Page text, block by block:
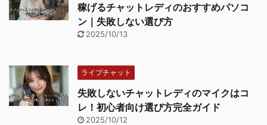
稼げるチャットレディのおすすめパソコ
ン｜失敗しない選び方
2025/10/13
ライブチャット
失敗しないチャットレディのマイクはコ
レ！初心者向け選び方完全ガイド
2025/10/12